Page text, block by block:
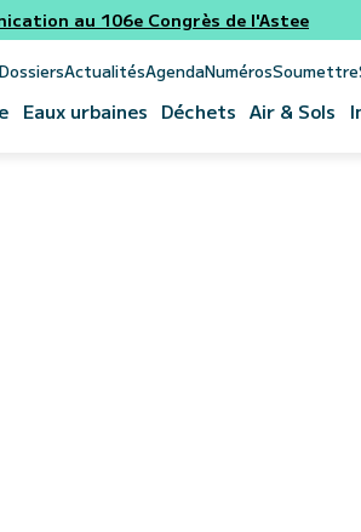
au 106e Congrès de l'Astee
DossiersActualitésAgendaNumérosSoumettre
Eaux urbaines Déchets Air & Sols